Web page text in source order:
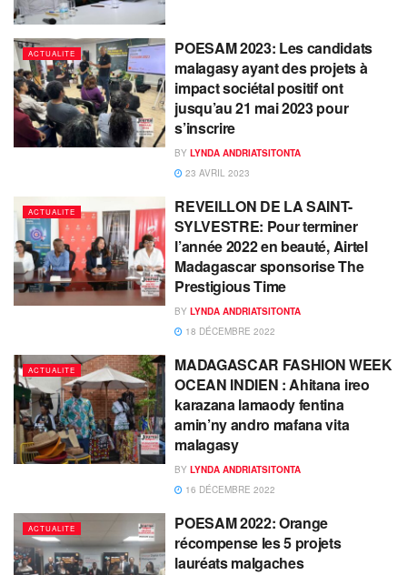
ACTUALITE
POESAM 2023: Les candidats
malagasy ayant des projets à
impact sociétal positif ont
jusqu’au 21 mai 2023 pour
s’inscrire
BY LYNDA ANDRIATSITONTA
23 AVRIL 2023
ACTUALITE
REVEILLON DE LA SAINT-
SYLVESTRE: Pour terminer
l’année 2022 en beauté, Airtel
Madagascar sponsorise The
Prestigious Time
BY LYNDA ANDRIATSITONTA
18 DÉCEMBRE 2022
ACTUALITE
MADAGASCAR FASHION WEEK
OCEAN INDIEN : Ahitana ireo
karazana lamaody fentina
amin’ny andro mafana vita
malagasy
BY LYNDA ANDRIATSITONTA
16 DÉCEMBRE 2022
ACTUALITE
POESAM 2022: Orange
récompense les 5 projets
lauréats malgaches